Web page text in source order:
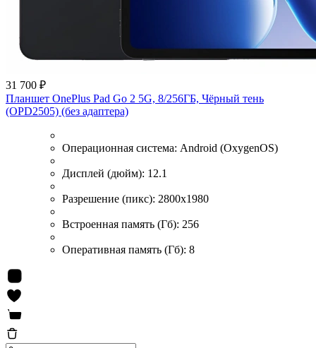
31 700 ₽
Планшет OnePlus Pad Go 2 5G, 8/256ГБ, Чёрный тень
(OPD2505) (без адаптера)
Операционная система: Android (OxygenOS)
Дисплей (дюйм): 12.1
Разрешение (пикс): 2800x1980
Встроенная память (Гб): 256
Оперативная память (Гб): 8